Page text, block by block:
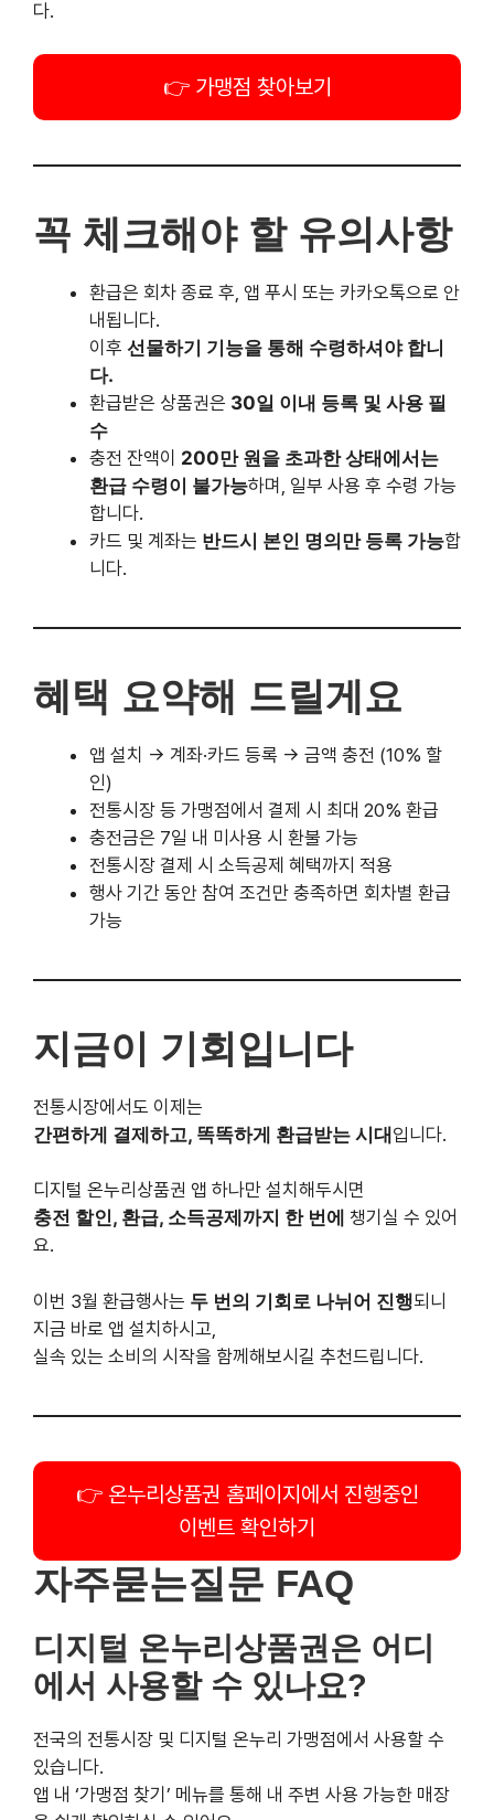
꼭 체크해야 할 유의사항
내됩니다.
이후선물하기 기능을 통해 수령하셔야 합니다.
충전 잔액이 200만 원을 초과한 상태에서는 환급
수령이 불가능
카드 및 계좌는 반드시 본인 명의만 등록 가능합니
다.
혜택 요약해 드릴게요
앱 설치 → 계좌·카드 등록 → 금액 충전 (10% 할
전통시장 등 가맹점에서 결제 시 최대 20% 환급
전통시장 결제 시 소득공제 혜택까지 적용
행사 기간 동안 참여 조건만 충족하면 회차별 환급
지금이 기회입니다
전통시장에서도 이제는
충전 할인, 환급, 소득공제까지 한 번에 챙기실 수 있어요.
지금 바로 앱 설치하시고,
실속 있는 소비의 시작을 함께해보시길 추천드립니다.
이벤트 확인하기
자주묻는질문 FAQ
사용할 수 있나요?
전국의 전통시장 및 디지털 온누리 가맹점에서 사용할 수
있습니다.
앱 내 ‘가맹점 찾기’ 메뉴를 통해 내 주변 사용 가능한 매장
을 쉽게 확인하실 수 있어요.
20% 환급은 언제 어떻게 받을 수
있나요?
행사 기간 내 결제 누적 금액이 회차별 5,000원을 넘기면,
해당 회차 종료 후카카오톡 또는 앱 푸시 알림을 통해 환급